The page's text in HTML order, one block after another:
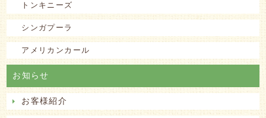
トンキニーズ
シンガプーラ
アメリカンカール
お知らせ
お客様紹介